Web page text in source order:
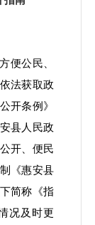
便公民、
依法获取政
开条例》
县人民政
开、便民
《惠安县
简称《指
况及时更